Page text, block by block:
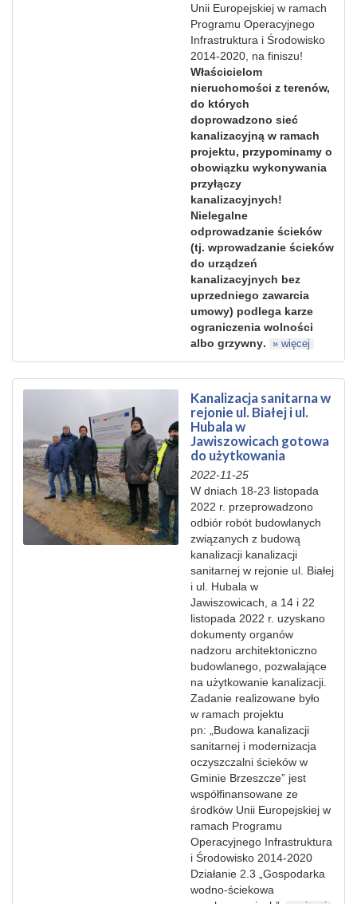
Unii Europejskiej w ramach
Programu Operacyjnego
Infrastruktura i Środowisko
2014-2020, na finiszu!
Właścicielom
nieruchomości z terenów,
do których
doprowadzono sieć
kanalizacyjną w ramach
projektu, przypominamy o
obowiązku wykonywania
przyłączy
kanalizacyjnych!
Nielegalne
odprowadzanie ścieków
(tj. wprowadzanie ścieków
do urządzeń
kanalizacyjnych bez
uprzedniego zawarcia
umowy) podlega karze
ograniczenia wolności
albo grzywny. » więcej
Kanalizacja sanitarna w
rejonie ul. Białej i ul.
Hubala w
Jawiszowicach gotowa
do użytkowania
2022-11-25
W dniach 18-23 listopada
2022 r. przeprowadzono
odbiór robót budowlanych
związanych z budową
kanalizacji kanalizacji
sanitarnej w rejonie ul. Białej
i ul. Hubala w
Jawiszowicach, a 14 i 22
listopada 2022 r. uzyskano
dokumenty organów
nadzoru architektoniczno
budowlanego, pozwalające
na użytkowanie kanalizacji.
Zadanie realizowane było
w ramach projektu
pn: „Budowa kanalizacji
sanitarnej i modernizacja
oczyszczalni ścieków w
Gminie Brzeszcze” jest
współfinansowane ze
środków Unii Europejskiej w
ramach Programu
Operacyjnego Infrastruktura
i Środowisko 2014-2020
Działanie 2.3 „Gospodarka
wodno-ściekowa